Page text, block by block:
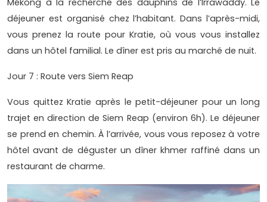
Mékong à la recherche des dauphins de l’Irrawaddy. Le
déjeuner est organisé chez l’habitant. Dans l’après-midi,
vous prenez la route pour Kratie, où vous vous installez
dans un hôtel familial. Le dîner est pris au marché de nuit.
Jour 7 : Route vers Siem Reap
Vous quittez Kratie après le petit-déjeuner pour un long
trajet en direction de Siem Reap (environ 6h). Le déjeuner
se prend en chemin. À l’arrivée, vous vous reposez à votre
hôtel avant de déguster un dîner khmer raffiné dans un
restaurant de charme.